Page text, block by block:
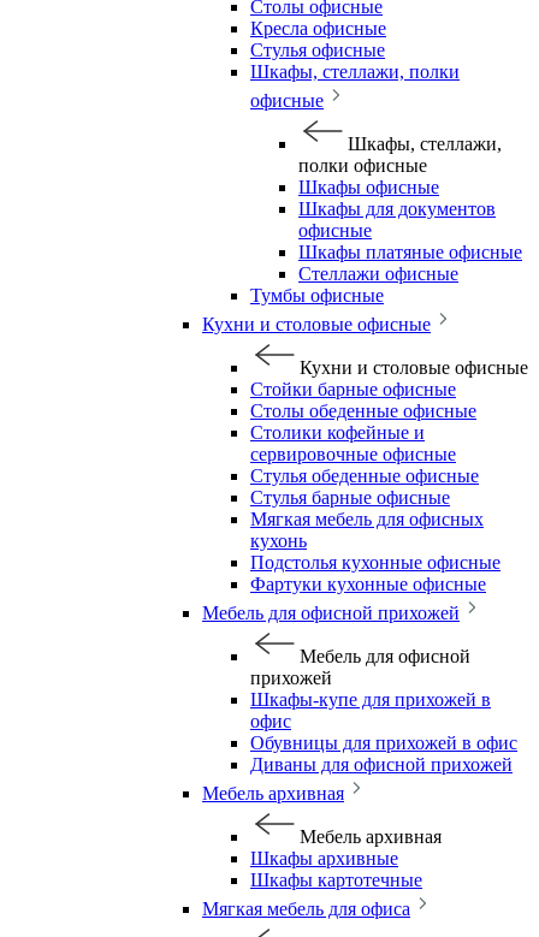
Столы офисные
Кресла офисные
Стулья офисные
Шкафы, стеллажи, полки
офисные
Шкафы, стеллажи,
полки офисные
Шкафы офисные
Шкафы для документов
офисные
Шкафы платяные офисные
Стеллажи офисные
Тумбы офисные
Кухни и столовые офисные
Кухни и столовые офисные
Стойки барные офисные
Столы обеденные офисные
Столики кофейные и
сервировочные офисные
Стулья обеденные офисные
Стулья барные офисные
Мягкая мебель для офисных
кухонь
Подстолья кухонные офисные
Фартуки кухонные офисные
Мебель для офисной прихожей
Мебель для офисной
прихожей
Шкафы-купе для прихожей в
офис
Обувницы для прихожей в офис
Диваны для офисной прихожей
Мебель архивная
Мебель архивная
Шкафы архивные
Шкафы картотечные
Мягкая мебель для офиса